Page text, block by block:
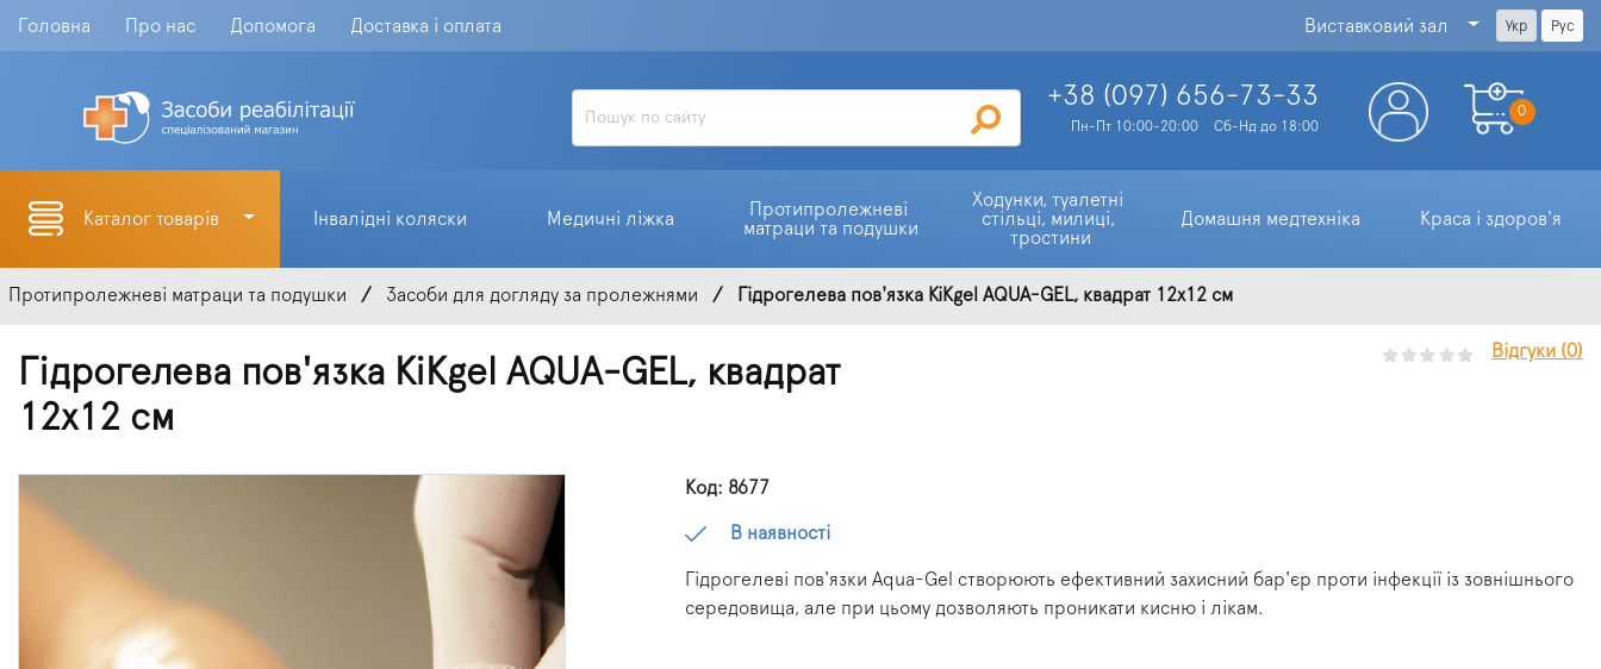
Головна Про нас Допомога Доставка і оплата Виставковий зал Укр Рус
+38 (097) 656-73-33
Пн-Пт 10:00-20:00 Сб-Нд до 18:00
0
Каталог товарів Інвалідні коляски Медичні ліжка
Протипролежневі
матраци та подушки
Ходунки, туалетні
стільці, милиці,
тростини
Домашня медтехніка Краса і здоров'я
Протипролежневі матраци та подушки Засоби для догляду за пролежнями Гідрогелева пов'язка KiKgel AQUA-GEL, квадрат 12х12 см
Гідрогелева пов'язка KiKgel AQUA-GEL, квадрат
12х12 см
Відгуки (0)
Код: 8677
В наявності
Гідрогелеві пов'язки Aqua-Gel створюють ефективний захисний бар'єр проти інфекції із зовнішнього
середовища, але при цьому дозволяють проникати кисню і лікам.